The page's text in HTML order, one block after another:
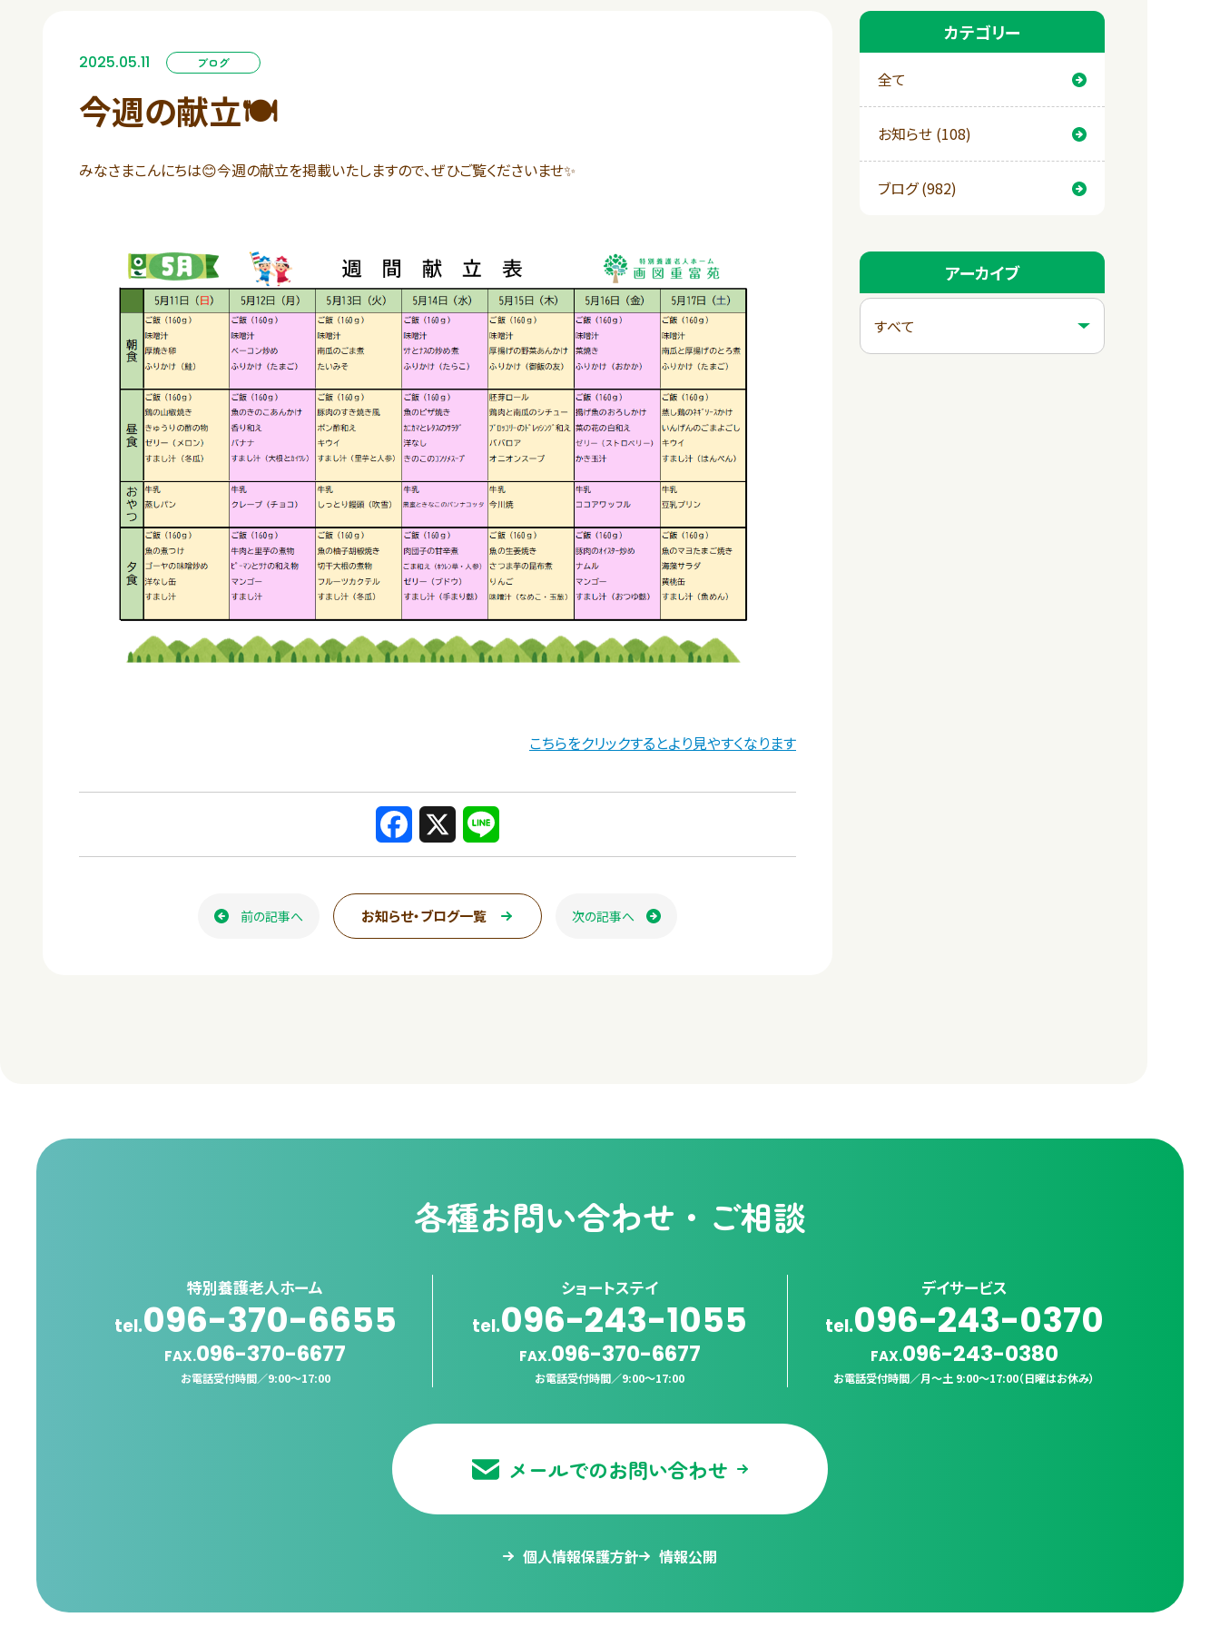
2025.05.11 ブログ
今週の献立🍽️
みなさまこんにちは😊今週の献立を掲載いたしますので、ぜひご覧くださいませ✨
こちらをクリックするとより見やすくなります
F
a
c
e
L
i
n
e
ページ送り
お知らせ・ブログ一覧
前の記事へ 次の記事へ
カテゴリー
全て
お知らせ (108)
ブログ (982)
アーカイブ
各種お問い合わせ・ご相談
特別養護老人ホーム
tel.096-370-6655
FAX.096-370-6677
お電話受付時間／9:00〜17:00
ショートステイ
tel.096-243-1055
FAX.096-370-6677
お電話受付時間／9:00〜17:00
デイサービス
tel.096-243-0370
FAX.096-243-0380
お電話受付時間／月〜土 9:00〜17:00（日曜はお休み）
メールでのお問い合わせ
個人情報保護方針 情報公開